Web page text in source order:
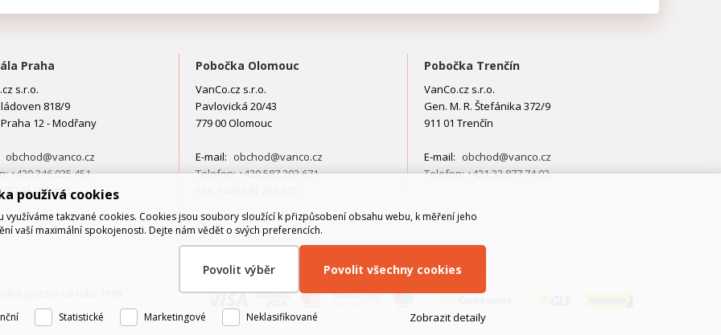
Praha
s.r.o.
818/9
Praha 12 - Modřany
obchod@vanco.cz
+420 246 035 451
246 035 450
Pobočka Olomouc
VanCo.cz s.r.o.
Pavlovická 20/43
779 00 Olomouc
E-mail: obchod@vanco.cz
Telefon: +420 587 203 671
Pobočka Trenčín
VanCo.cz s.r.o.
Gen. M. R. Štefánika 372/9
911 01 Trenčín
E-mail: obchod@vanco.cz
Telefon: +421 32 877 74 02
používá cookies
využíváme takzvané cookies. Cookies jsou soubory sloužící k přizpůsobení obsahu webu, k měření jeho
vaší maximální spokojenosti. Dejte nám vědět o svých preferencích.
Povolit výběr Povolit všechny cookies
Statistické Marketingové Neklasifikované Zobrazit detaily